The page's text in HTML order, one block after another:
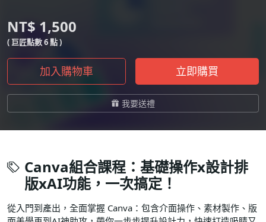
NT$ 1,500
( 巨匠點數 6 點 )
加入購物車 立即購買
我要送禮
Canva組合課程：基礎操作x設計排
版xAI功能，一次搞定！
從入門到產出，全面掌握 Canva：包含介面操作、素材製作、版